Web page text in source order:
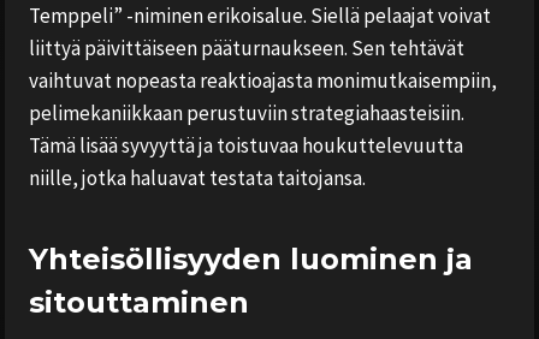
Temppeli” -niminen erikoisalue. Siellä pelaajat voivat
liittyä päivittäiseen pääturnaukseen. Sen tehtävät
vaihtuvat nopeasta reaktioajasta monimutkaisempiin,
pelimekaniikkaan perustuviin strategiahaasteisiin.
Tämä lisää syvyyttä ja toistuvaa houkuttelevuutta
niille, jotka haluavat testata taitojansa.
Yhteisöllisyyden luominen ja
sitouttaminen